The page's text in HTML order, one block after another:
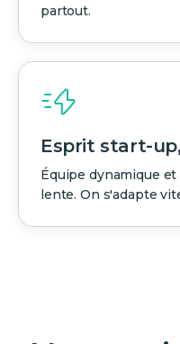
partout.
Esprit start-
Équipe dynamique
lente. On s'adapte